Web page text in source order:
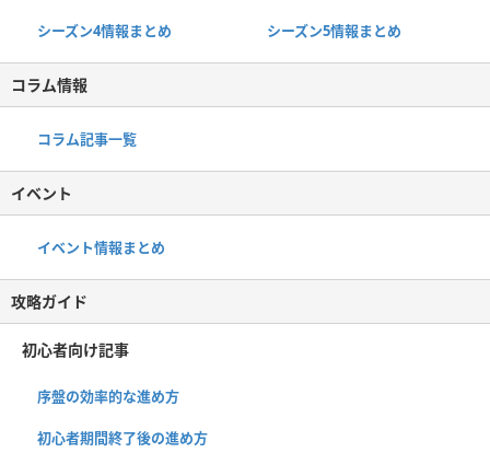
シーズン4情報まとめ シーズン5情報まとめ
コラム情報
コラム記事一覧
イベント
イベント情報まとめ
攻略ガイド
初心者向け記事
序盤の効率的な進め方
初心者期間終了後の進め方